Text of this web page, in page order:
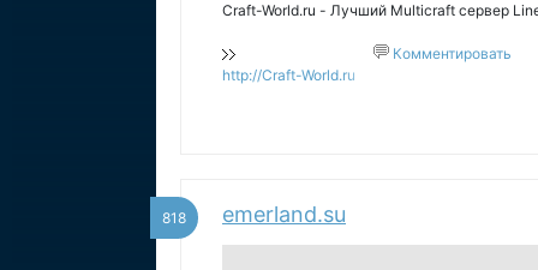
Craft-World.ru - Лучший Multicraft сервер
http://Craft-World.ru
Комментировать
818 emerland.su